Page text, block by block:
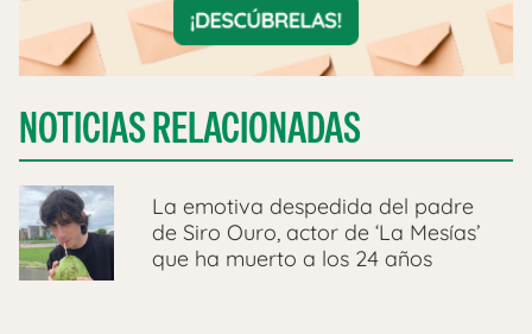
NOTICIAS RELACIONADAS
La emotiva despedida del padre
de Siro Ouro, actor de ‘La Mesías’
que ha muerto a los 24 años